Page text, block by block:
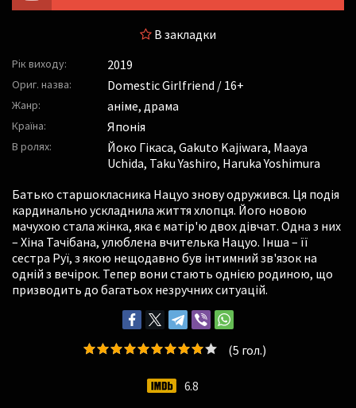
В закладки
Рік виходу: 2019
Ориг. назва: Domestic Girlfriend / 16+
Жанр: аніме, драма
Країна: Японія
В ролях: Йоко Гікаса, Gakuto Kajiwara, Maaya
Uchida, Taku Yashiro, Haruka Yoshimura
Батько старшокласника Нацуо знову одружився. Ця подія
кардинально ускладнила життя хлопця. Його новою
мачухою стала жінка, яка є матір'ю двох дівчат. Одна з них
– Хіна Тачібана, улюблена вчителька Нацуо. Інша – її
сестра Руї, з якою нещодавно був інтимний зв'язок на
одній з вечірок. Тепер вони стають однією родиною, що
призводить до багатьох незручних ситуацій.
(5 гол.)
6.8